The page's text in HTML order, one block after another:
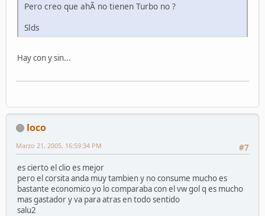
Pero creo que ahÃ­ no tienen Turbo no ?
Slds
Hay con y sin...
loco
#7
Marzo 21, 2005, 16:59:34 PM
es cierto el clio es mejor
pero el corsita anda muy tambien y no consume mucho es
bastante economico yo lo comparaba con el vw gol q es mucho
mas gastador y va para atras en todo sentido
salu2